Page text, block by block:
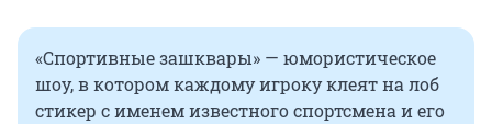
«Спортивные зашквары» — юмористическое
шоу, в котором каждому игроку клеят на лоб
стикер с именем известного спортсмена и его